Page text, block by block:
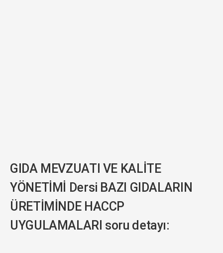
GIDA MEVZUATI VE KALİTE
YÖNETİMİ Dersi BAZI GIDALARIN
ÜRETİMİNDE HACCP
UYGULAMALARI soru detayı: